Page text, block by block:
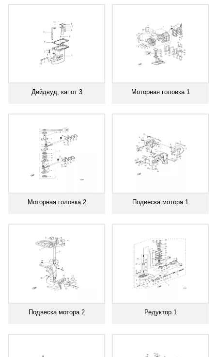
Дейдвуд, капот 3 Моторная головка 1
Моторная головка 2 Подвеска мотора 1
Подвеска мотора 2 Редуктор 1